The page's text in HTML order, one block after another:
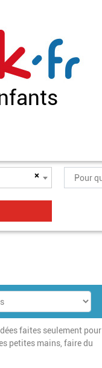
×
faites seulement pour
petites mains, faire du